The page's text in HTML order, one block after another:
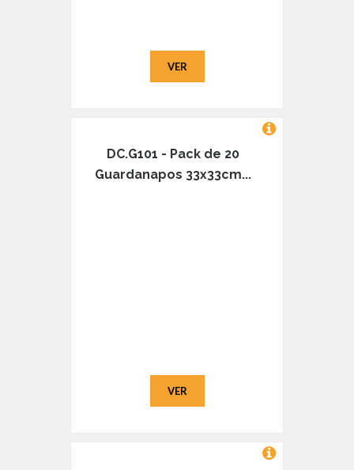
VER
DC.G101 - Pack de 20
Guardanapos 33x33cm...
VER